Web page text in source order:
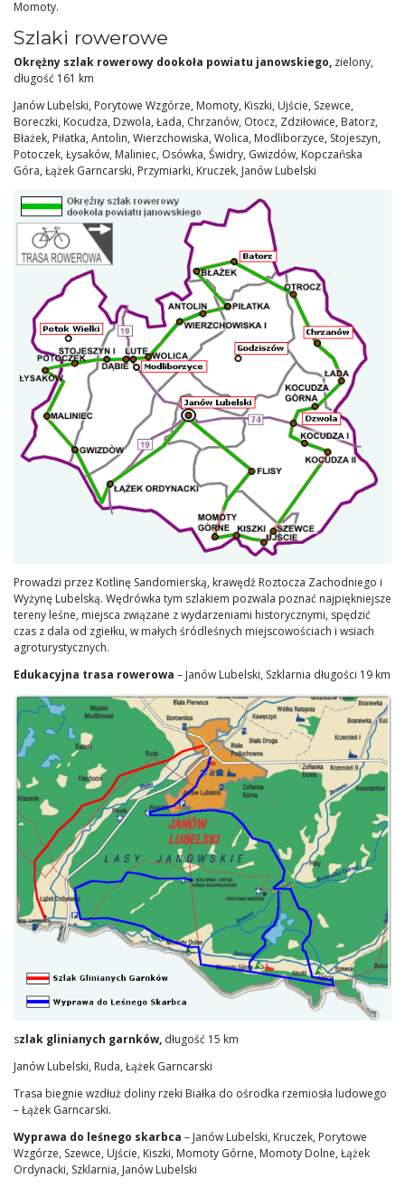
Momoty.
Szlaki rowerowe
Okrężny szlak rowerowy dookoła powiatu janowskiego, zielony,
długość 161 km
Janów Lubelski, Porytowe Wzgórze, Momoty, Kiszki, Ujście, Szewce,
Boreczki, Kocudza, Dzwola, Łada, Chrzanów, Otocz, Zdziłowice, Batorz,
Błażek, Piłatka, Antolin, Wierzchowiska, Wolica, Modliborzyce, Stojeszyn,
Potoczek, Łysaków, Maliniec, Osówka, Świdry, Gwizdów, Kopczańska
Góra, Łążek Garncarski, Przymiarki, Kruczek, Janów Lubelski
Prowadzi przez Kotlinę Sandomierską, krawędź Roztocza Zachodniego i
Wyżynę Lubelską. Wędrówka tym szlakiem pozwala poznać najpiękniejsze
tereny leśne, miejsca związane z wydarzeniami historycznymi, spędzić
czas z dala od zgiełku, w małych śródleśnych miejscowościach i wsiach
agroturystycznych.
Edukacyjna trasa rowerowa – Janów Lubelski, Szklarnia długości 19 km
szlak glinianych garnków, długość 15 km
Janów Lubelski, Ruda, Łążek Garncarski
Trasa biegnie wzdłuż doliny rzeki Białka do ośrodka rzemiosła ludowego
– Łążek Garncarski.
Wyprawa do leśnego skarbca – Janów Lubelski, Kruczek, Porytowe
Wzgórze, Szewce, Ujście, Kiszki, Momoty Górne, Momoty Dolne, Łążek
Ordynacki, Szklarnia, Janów Lubelski